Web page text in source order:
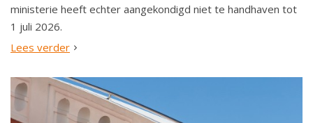
ministerie heeft echter aangekondigd niet te handhaven tot
1 juli 2026.
Lees verder